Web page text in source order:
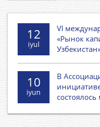
12
iyul
VI
«Рынок
10
iyun
В